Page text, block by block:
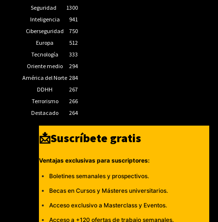
Seguridad
1300
Inteligencia
941
Ciberseguridad
750
Europa
512
Tecnología
333
Oriente medio
294
América del Norte 284
DDHH
267
Terrorismo
266
Destacado
264
📩Suscríbete gratis
Ventajas exclusivas para suscriptores:
Boletines semanales y prospectivos.
Becas en Cursos y Másteres universitarios.
Acceso exclusivo a Masterclass y Eventos.
Acceso a +120 ofertas de trabajo semanales.